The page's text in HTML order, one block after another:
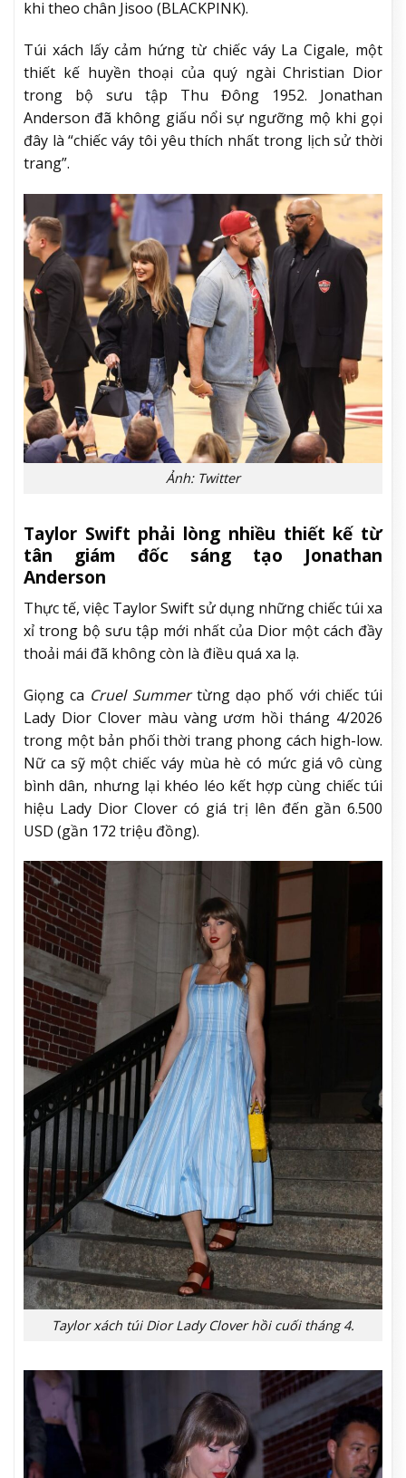
khi theo chân Jisoo (BLACKPINK).
Túi xách lấy cảm hứng từ chiếc váy La Cigale, một
thiết kế huyền thoại của quý ngài Christian Dior
trong bộ sưu tập Thu Đông 1952. Jonathan
Anderson đã không giấu nổi sự ngưỡng mộ khi gọi
đây là “chiếc váy tôi yêu thích nhất trong lịch sử thời
trang”.
Ảnh: Twitter
Taylor Swift phải lòng nhiều thiết kế từ
tân giám đốc sáng tạo Jonathan
Anderson
Thực tế, việc Taylor Swift sử dụng những chiếc túi xa
xỉ trong bộ sưu tập mới nhất của Dior một cách đầy
thoải mái đã không còn là điều quá xa lạ.
Giọng ca Cruel Summertừng dạo phố với chiếc túi
Lady Dior Clover màu vàng ươm hồi tháng 4/2026
trong một bản phối thời trang phong cách high-low.
Nữ ca sỹ một chiếc váy mùa hè có mức giá vô cùng
bình dân, nhưng lại khéo léo kết hợp cùng chiếc túi
hiệu Lady Dior Clover có giá trị lên đến gần 6.500
USD (gần 172 triệu đồng).
Taylor xách túi Dior Lady Clover hồi cuối tháng 4.